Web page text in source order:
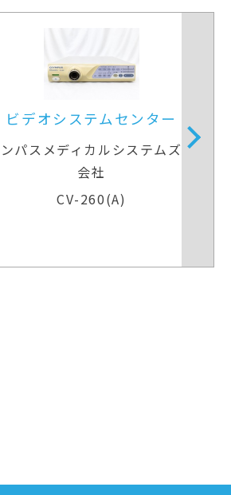
内視鏡光源＆プロセッサー装置
オリンパスメディカルシステムズ株式
ELITE CV-290＆CLV-290